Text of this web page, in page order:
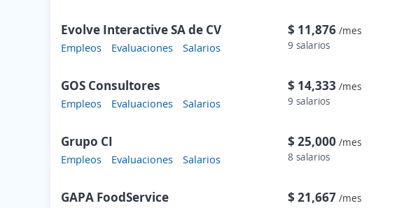
Evolve Interactive SA de CV
Empleos Evaluaciones Salarios
$ 11,876 /mes
9 salarios
GOS Consultores
Empleos Evaluaciones Salarios
$ 14,333 /mes
9 salarios
Grupo CI
Empleos Evaluaciones Salarios
$ 25,000 /mes
8 salarios
GAPA FoodService $ 21,667 /mes